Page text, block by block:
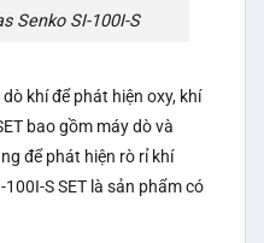
Senko SI-100I-S
khí để phát hiện oxy, khí
bao gồm máy dò và
để phát hiện rò rỉ khí
100I-S SET là sản phẩm có